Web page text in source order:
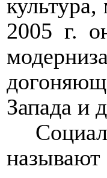
2005 г.
Запада и